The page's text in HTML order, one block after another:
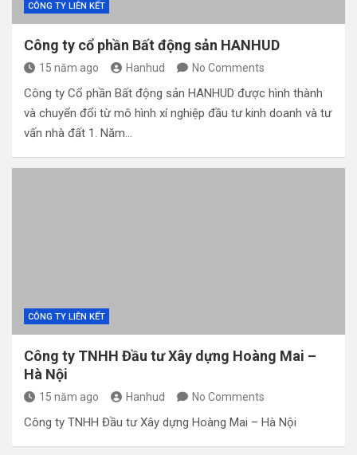
CÔNG TY LIÊN KẾT
Công ty cổ phần Bất động sản HANHUD
15 năm ago Hanhud No Comments
Công ty Cổ phần Bất động sản HANHUD được hình thành
và chuyển đổi từ mô hình xí nghiệp đầu tư kinh doanh và tư
vấn nhà đất 1. Năm…
CÔNG TY LIÊN KẾT
Công ty TNHH Đầu tư Xây dựng Hoàng Mai –
Hà Nội
15 năm ago Hanhud No Comments
Công ty TNHH Đầu tư Xây dựng Hoàng Mai – Hà Nội